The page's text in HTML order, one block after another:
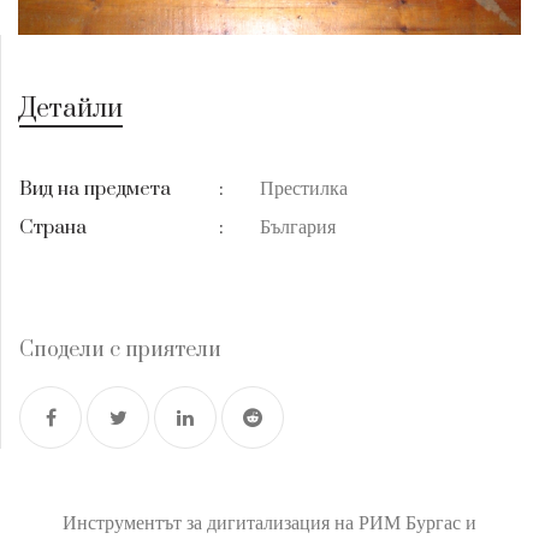
Детайли
Вид на предмета :
Престилка
Страна
: България
Сподели с приятели
Инструментът за дигитализация на РИМ Бургас и